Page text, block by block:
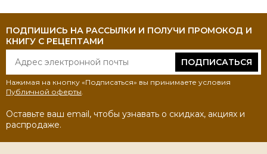
ПОДПИШИСЬ НА РАССЫЛКИ И ПОЛУЧИ ПРОМОКОД И
КНИГУ С РЕЦЕПТАМИ
ПОДПИСАТЬСЯ
Нажимая на кнопку «Подписаться» вы принимаете условия
Публичной оферты
Оставьте ваш email, чтобы узнавать о скидках, акциях и
распродаже.